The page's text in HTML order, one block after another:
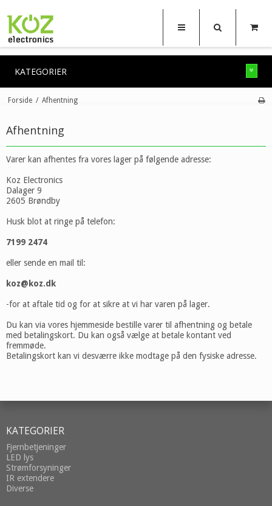
KATEGORIER
Forside / Afhentning
Afhentning
Varer kan afhentes fra vores lager på følgende adresse:
Koz Electronics
Dalager 9
2605 Brøndby
Husk blot at ringe på telefon:
7199 2474
eller sende en mail til:
koz@koz.dk
-for at aftale tid og for at sikre at vi har varen på lager.
Du kan via vores hjemmeside bestille varer til afhentning og betale
med betalingskort. Du kan også vælge at betale kontant ved
fremmøde.
Betalingskort kan vi desværre ikke modtage på den fysiske adresse.
KATEGORIER
Fjernbetjeninger
LED lys
Strømforsyninger
IR extendere
Diverse